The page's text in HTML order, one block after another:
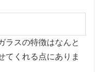
ラスの特徴はなんと
てくれる点にありま